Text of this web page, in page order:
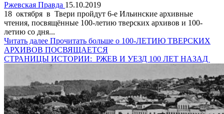
Ржевская Правда 15.10.2019
18 октября в Твери пройдут 6-е Ильинские архивные
чтения, посвящённые 100-летию тверских архивов и 100-
летию со дня...
Читать далее Прочитать больше о 100-ЛЕТИЮ ТВЕРСКИХ
АРХИВОВ ПОСВЯЩАЕТСЯ
СТРАНИЦЫ ИСТОРИИ: РЖЕВ И УЕЗД 100 ЛЕТ НАЗАД